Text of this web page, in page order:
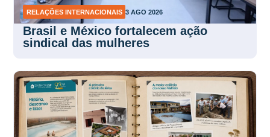
RELAÇÕES INTERNACIONAIS 3 AGO 2026
Brasil e México fortalecem ação
sindical das mulheres